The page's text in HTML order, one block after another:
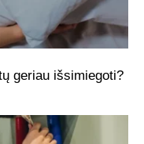
geriau išsimiegoti?